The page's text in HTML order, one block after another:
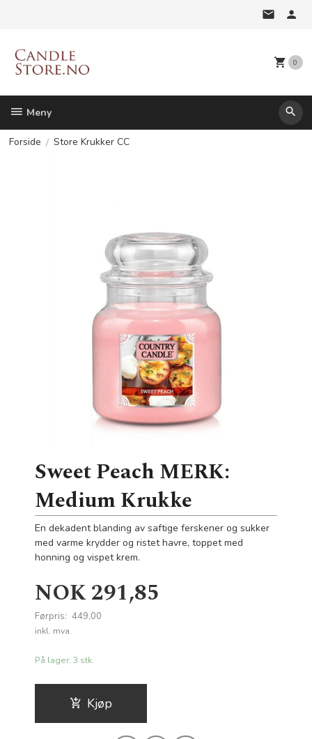
0
Meny
Forside Store Krukker CC
Sweet Peach MERK:
Medium Krukke
En dekadent blanding av saftige ferskener og sukker
med varme krydder og ristet havre, toppet med
honning og vispet krem.
Tilbud
NOK291,85
Førpris: 449,00
Rabatt
inkl. mva.
På lager: 3 stk.
Kjøp